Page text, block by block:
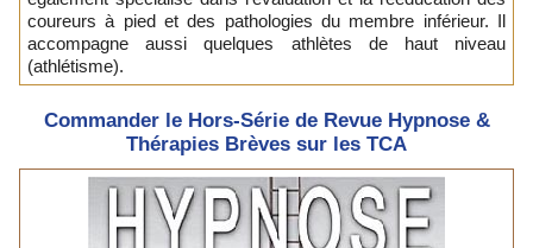
coureurs à pied et des pathologies du membre inférieur. Il
accompagne aussi quelques athlètes de haut niveau
(athlétisme).
Commander le Hors-Série de Revue Hypnose &
Thérapies Brèves sur les TCA